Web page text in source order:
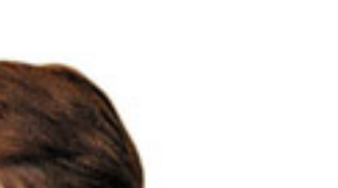
Lovagrend rendezvényei
Pálinkalovagok Szilvavirágzás ünnepe.
A Szatmár-Beregi Pálinka Lovagrend szombaton
tartotta a szokásos szilvavirágzás ünnepét. Mint ahogy